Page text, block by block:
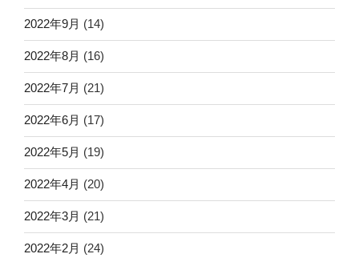
2022年9月 (14)
2022年8月 (16)
2022年7月 (21)
2022年6月 (17)
2022年5月 (19)
2022年4月 (20)
2022年3月 (21)
2022年2月 (24)